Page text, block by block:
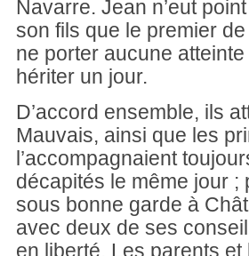
Navarre. Jean n’eut
son fils que le premier
ne porter aucune
hériter un jour.
D’accord ensemble, ils
Mauvais, ainsi que les
l’accompagnaient
décapités le même jour
sous bonne garde à
avec deux de ses
en liberté. Les parents